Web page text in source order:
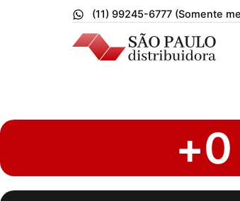
(11) 99245-6777 (Somente
+0